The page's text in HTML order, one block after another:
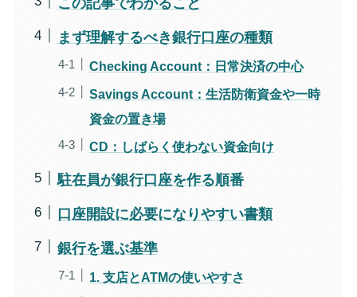
この記事でわかること
まず理解するべき銀行口座の種類
Checking Account：日常決済の中心
Savings Account：生活防衛資金や一時
資金の置き場
CD：しばらく使わない資金向け
駐在員が銀行口座を作る順番
口座開設に必要になりやすい書類
銀行を選ぶ基準
1. 支店とATMの使いやすさ